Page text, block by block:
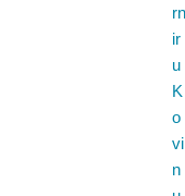
rn
ir
u
K
o
vi
n